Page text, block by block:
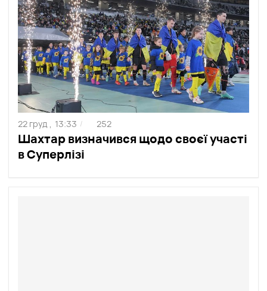
Шахтар визначився щодо своєї участі
в Суперлізі
22 груд , 13:33 / 252